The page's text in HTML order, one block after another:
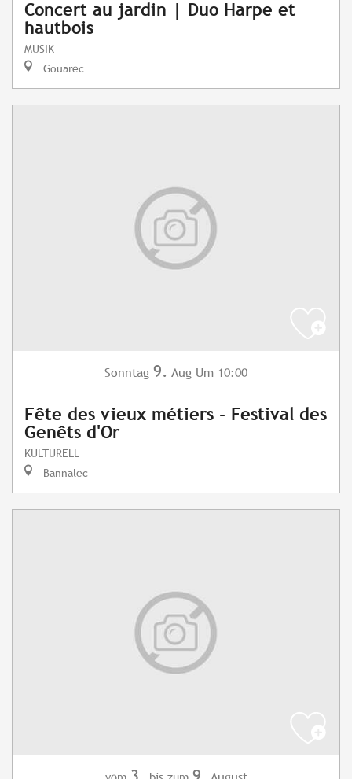
Concert au jardin | Duo Harpe et
hautbois
MUSIK
Gouarec
Sonntag 9. Aug Um 10:00
Fête des vieux métiers - Festival des
Genêts d'Or
KULTURELL
Bannalec